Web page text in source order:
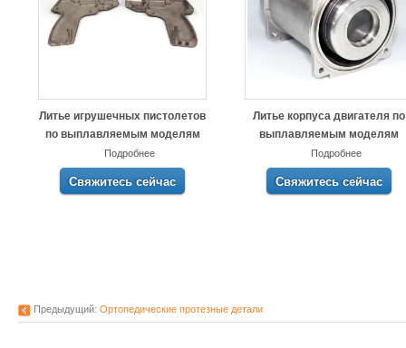
Литье игрушечных пистолетов
по выплавляемым моделям
Подробнее
Свяжитесь сейчас
Литье корпуса двигателя по
выплавляемым моделям
Подробнее
Свяжитесь сейчас
Предыдущий: Ортопедические протезные детали